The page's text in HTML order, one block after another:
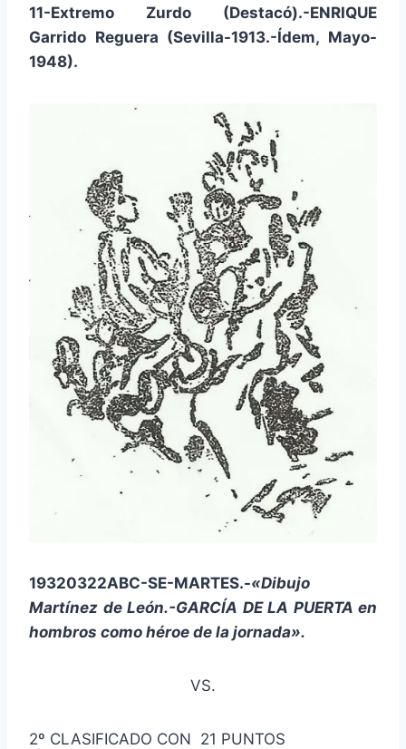
11-Extremo Zurdo (Destacó).-ENRIQUE
Garrido Reguera (Sevilla-1913.-Ídem, Mayo-
1948).
19320322ABC-SE-MARTES.-«Dibujo
Martínez de León.-GARCÍA DE LA PUERTA en
hombros como héroe de la jornada».
VS.
2º CLASIFICADO CON 21 PUNTOS